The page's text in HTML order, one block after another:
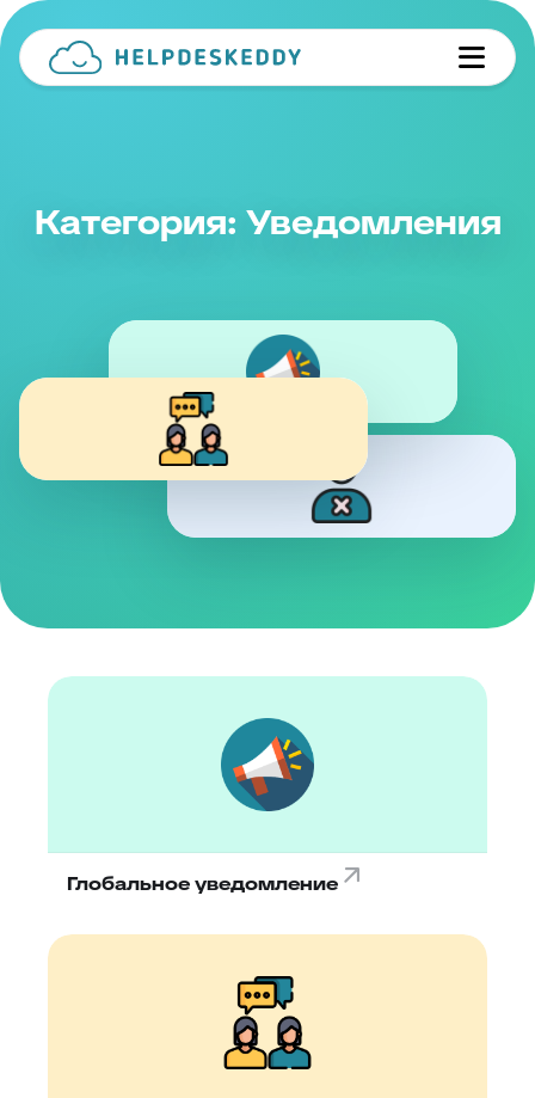
Категория: Уведомления
Глобальное уведомление